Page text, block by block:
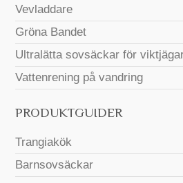
Vevladdare
Gröna Bandet
Ultralätta sovsäckar för
Vattenrening på vandring
PRODUKTGUIDER
Trangiakök
Barnsovsäckar